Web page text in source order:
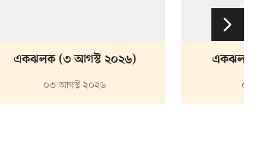
একঝলক (৩ আগস্ট ২০২৬)
০৩ আগস্ট ২০২৬
একঝলক (২
০২